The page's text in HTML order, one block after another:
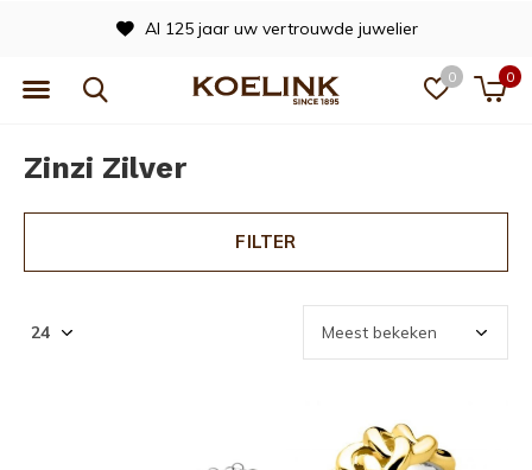
0 0
Al 125 jaar uw vertrouwde juwelier
Zinzi Zilver
FILTER